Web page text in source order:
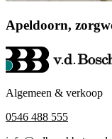
Apeldoorn,
Algemeen & verkoop
0546 488 555